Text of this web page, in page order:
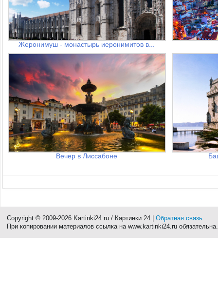
Жеронимуш - монастырь иеронимитов в...
Вечер в Лиссабоне
Copyright © 2009-2026 Kartinki24.ru / Картинки 24 | Обратная связь
При копировании материалов ссылка на www.kartinki24.ru обязательна.